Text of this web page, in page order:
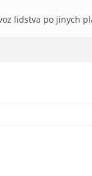
lidstva po jinych